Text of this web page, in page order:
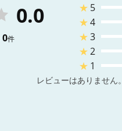
0.0
0件
★ 5
★4
★3
★2
★ 1
レビューはありません。